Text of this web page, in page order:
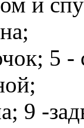
5 -
9 -